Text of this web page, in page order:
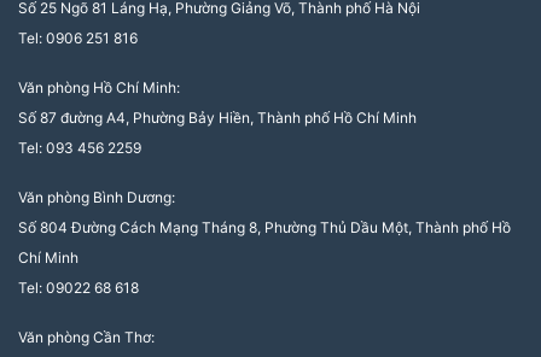
Số 25 Ngõ 81 Láng Hạ, Phường Giảng Võ, Thành phố Hà Nội
Tel: 0906 251 816
Văn phòng Hồ Chí Minh:
Số 87 đường A4, Phường Bảy Hiền, Thành phố Hồ Chí Minh
Tel: 093 456 2259
Văn phòng Bình Dương:
Số 804 Đường Cách Mạng Tháng 8, Phường Thủ Dầu Một, Thành phố Hồ
Chí Minh
Tel: 09022 68 618
Văn phòng Cần Thơ: